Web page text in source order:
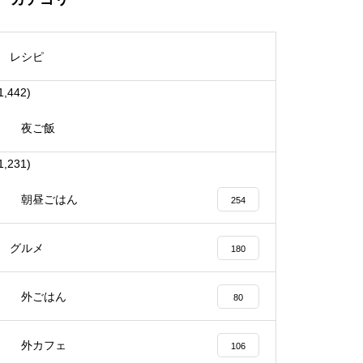
レシピ
夜ご飯
朝昼ごはん 254
グルメ 180
外ごはん 80
外カフェ 106